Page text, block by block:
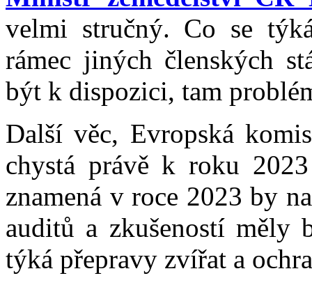
velmi stručný. Co se
rámec jiných členských
být k dispozici, tam
Další věc, Evropská
chystá právě k roku
znamená v roce 2023 by
auditů a zkušeností měly
týká přepravy zvířat a